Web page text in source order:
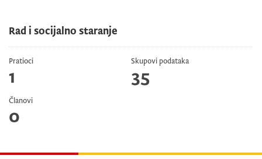
Rad i socijalno staranje
Pratioci
1
Skupovi podataka
35
Članovi
0